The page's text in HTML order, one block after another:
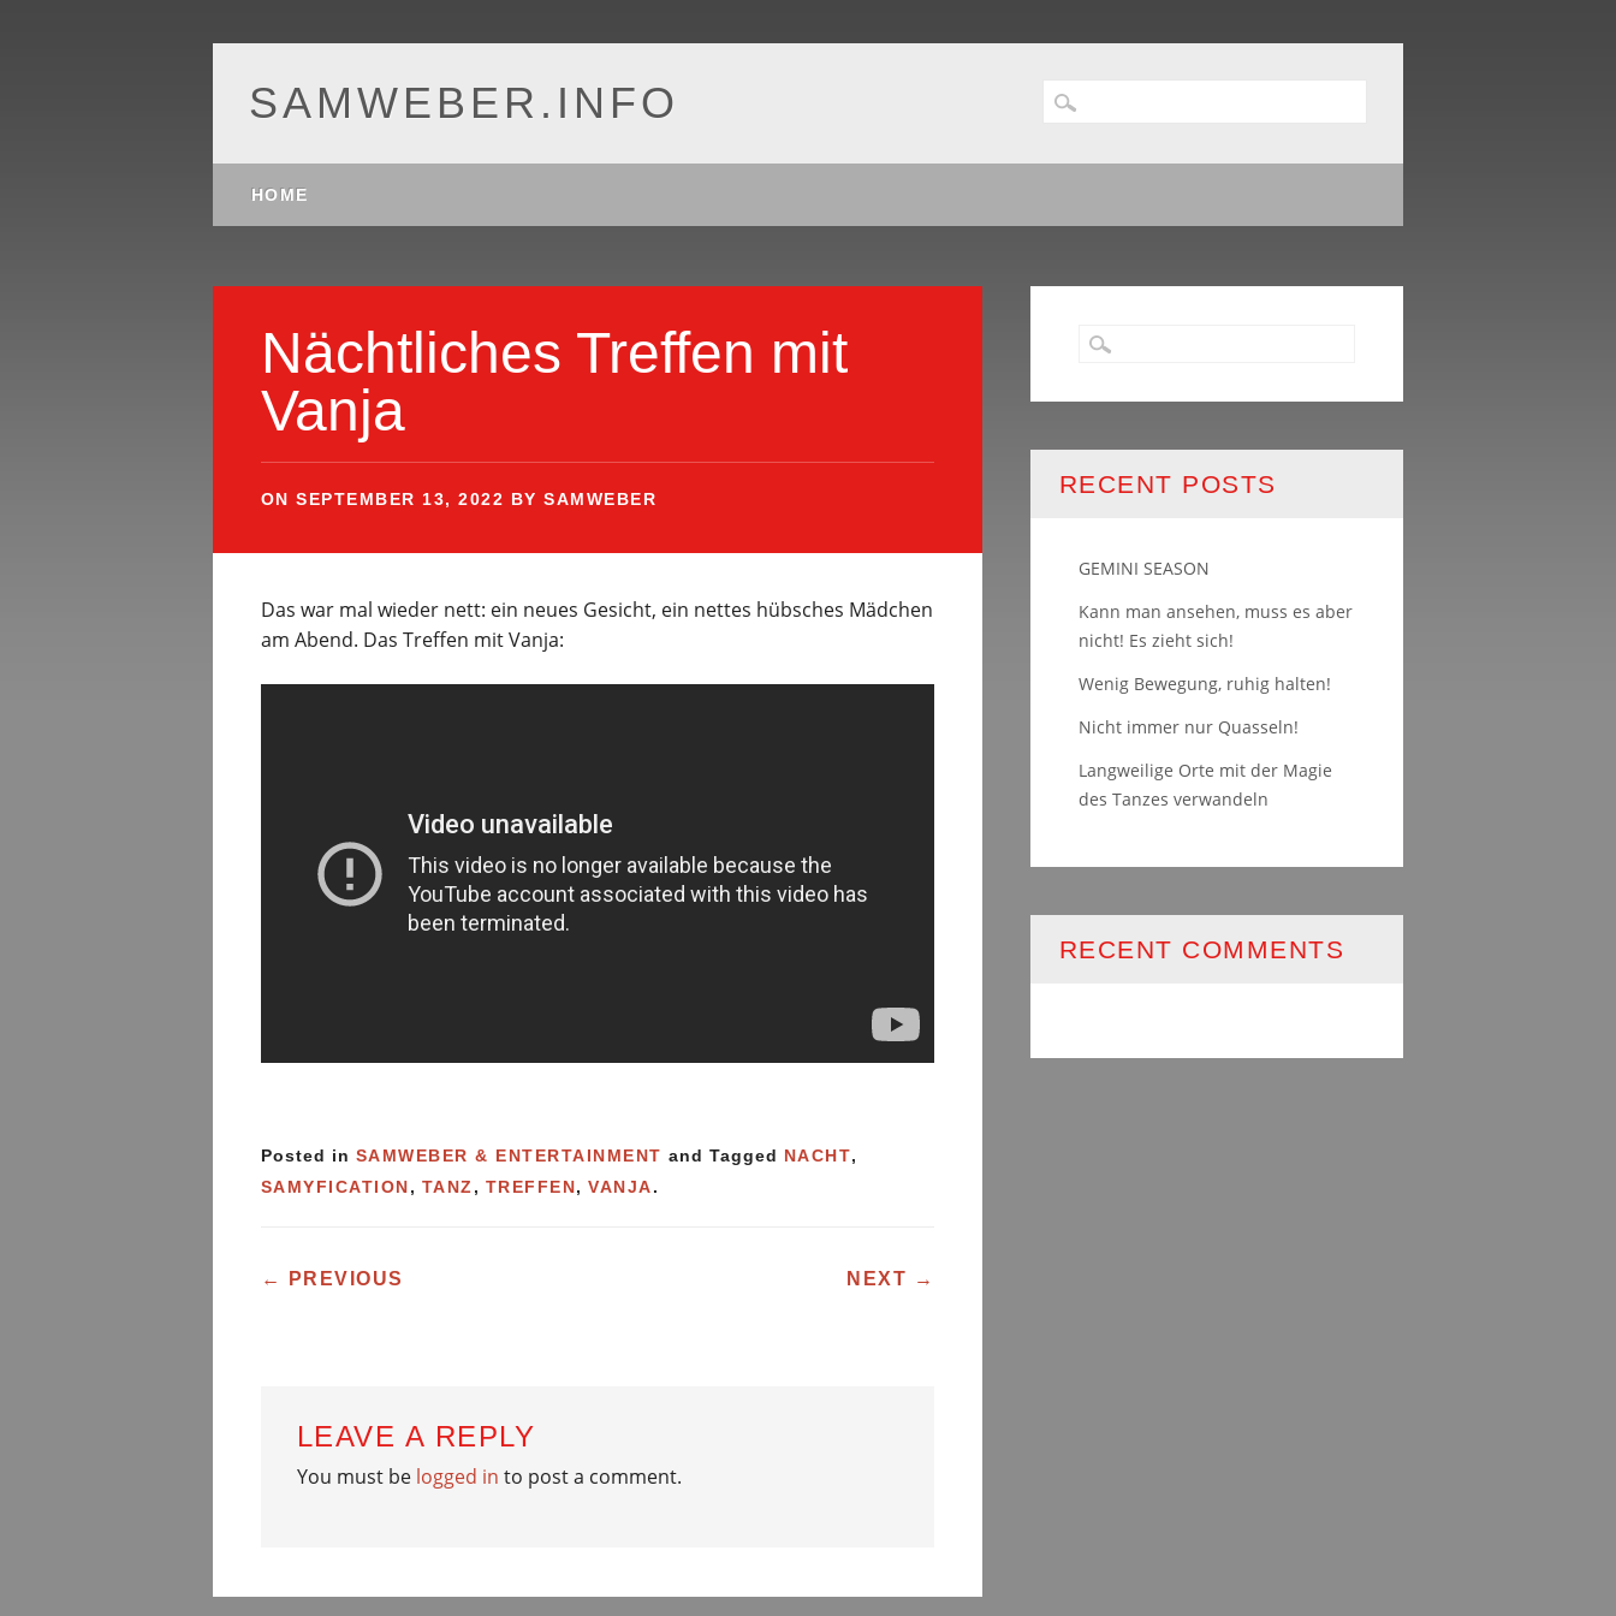
SAMWEBER.INFO
Main menu
HOME
Nächtliches Treffen mit
Vanja
ONSEPTEMBER 13, 2022 BYSAMWEBER
Das war mal wieder nett: ein neues Gesicht, ein nettes hübsches Mädchen
am Abend. Das Treffen mit Vanja:
Posted in SAMWEBER & ENTERTAINMENT and Tagged NACHT,
SAMYFICATION, TANZ , TREFFEN,VANJA.
POST NAVIGATION
← PREVIOUS NEXT →
LEAVE A REPLY
You must be logged in to post a comment.
RECENT POSTS
GEMINI SEASON
Kann man ansehen, muss es aber
nicht! Es zieht sich!
Wenig Bewegung, ruhig halten!
Nicht immer nur Quasseln!
Langweilige Orte mit der Magie
des Tanzes verwandeln
RECENT COMMENTS